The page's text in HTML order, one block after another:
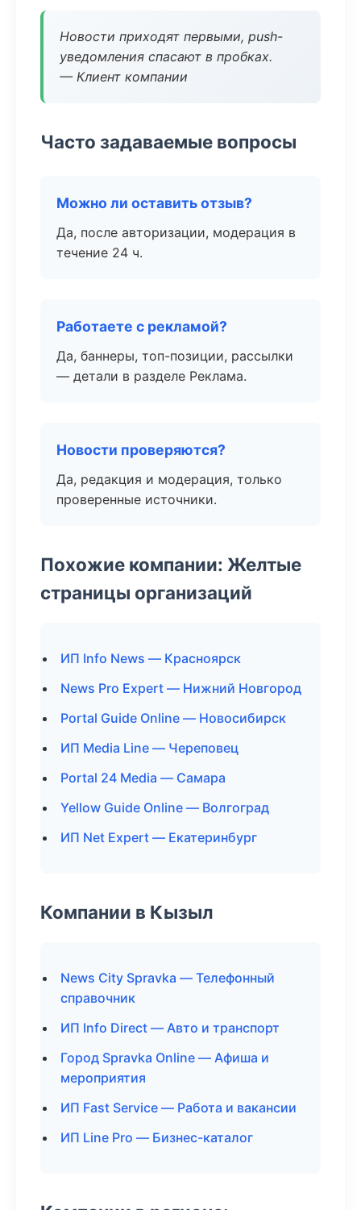
Новости приходят первыми, push-
уведомления спасают в пробках.
— Клиент компании
Часто задаваемые вопросы
Можно ли оставить отзыв?
Да, после авторизации, модерация в
течение 24 ч.
Работаете с рекламой?
Да, баннеры, топ-позиции, рассылки
— детали в разделе Реклама.
Новости проверяются?
Да, редакция и модерация, только
проверенные источники.
Похожие компании: Желтые
страницы организаций
ИП Info News — Красноярск
News Pro Expert — Нижний Новгород
Portal Guide Online — Новосибирск
ИП Media Line — Череповец
Portal 24 Media — Самара
Yellow Guide Online — Волгоград
ИП Net Expert — Екатеринбург
Компании в Кызыл
News City Spravka — Телефонный
справочник
ИП Info Direct — Авто и транспорт
Город Spravka Online — Афиша и
мероприятия
ИП Fast Service — Работа и вакансии
ИП Line Pro — Бизнес-каталог